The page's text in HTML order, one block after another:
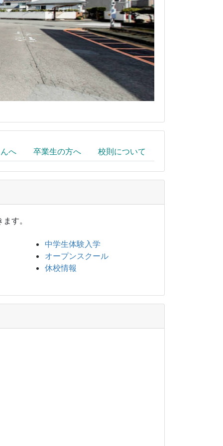
へ 卒業生の方へ 校則について
す。
中学生体験入学
オープンスクール
休校情報